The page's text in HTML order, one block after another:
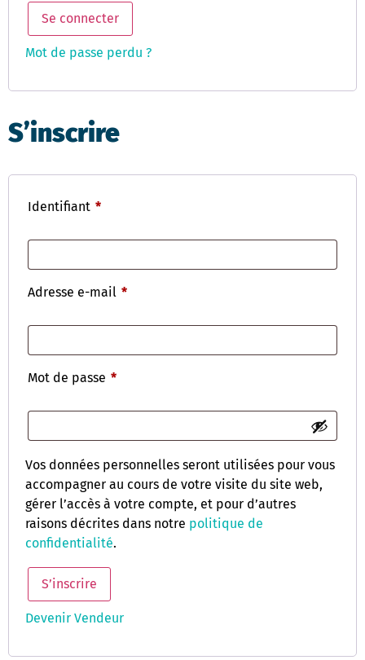
Se connecter
Mot de passe perdu ?
S’inscrire
Identifiant *
Adresse e-mail *
Mot de passe *
Vos données personnelles seront utilisées pour vous
accompagner au cours de votre visite du site web,
gérer l’accès à votre compte, et pour d’autres
raisons décrites dans notre politique de
confidentialité.
S’inscrire
Devenir Vendeur